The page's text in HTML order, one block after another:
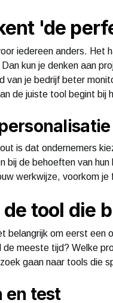
'de
iedereen anders. Het
kun je denken aan
van je bedrijf beter
de juiste tool begint bij
is dat ondernemers
bij de behoeften van
werkwijze, voorkom
de tool die
belangrijk om eerst
de meeste tijd? Welke
gaan naar tools die
en test